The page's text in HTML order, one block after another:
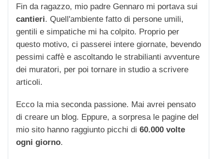
Fin da ragazzo, mio padre Gennaro mi portava sui
cantieri. Quell'ambiente fatto di persone umili,
gentili e simpatiche mi ha colpito. Proprio per
questo motivo, ci passerei intere giornate, bevendo
pessimi caffè e ascoltando le strabilianti avventure
dei muratori, per poi tornare in studio a scrivere
articoli.
Ecco la mia seconda passione. Mai avrei pensato
di creare un blog. Eppure, a sorpresa le pagine del
mio sito hanno raggiunto picchi di 60.000 volte
ogni giorno.